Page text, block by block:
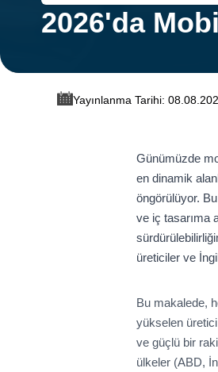
Ana Sayfa
2026'da
Yayınlanma Tarihi:
Günümüzde
en dinamik
öngörülüyor.
ve iç tasarıma
üreticiler ve
Bu makalede,
yükselen
ve güçlü bir
ülkeler (ABD,